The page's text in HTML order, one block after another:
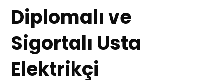
Diplomalı ve
Sigortalı Usta
Elektrikçi